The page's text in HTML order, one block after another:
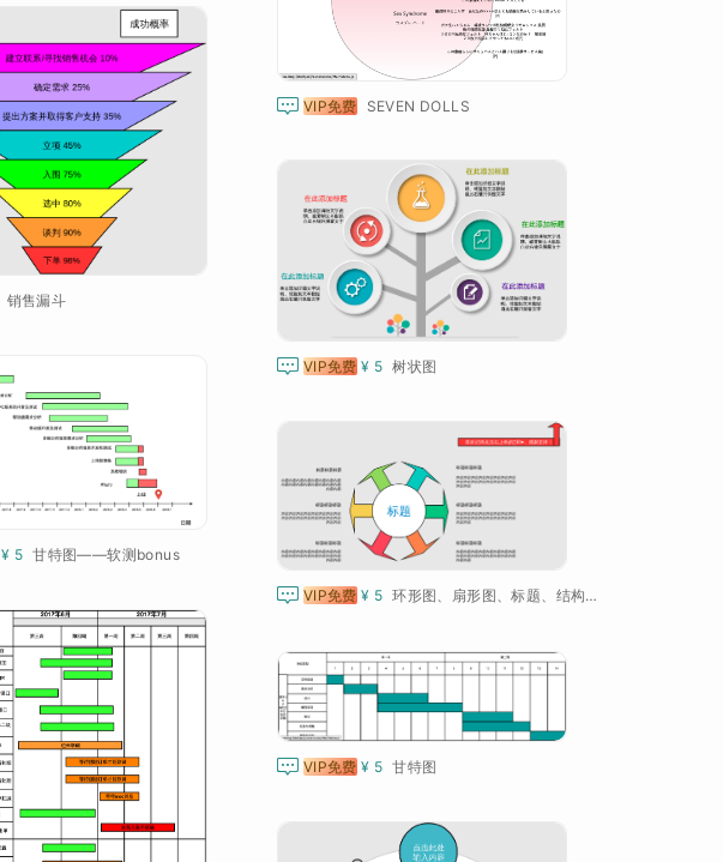
 VIP免费 SEVEN DOLLS
销售漏斗
 VIP免费 ¥ 5 树状图
¥ 5 甘特图——软测bonus
 VIP免费 ¥ 5 环形图、扇形图、标题、结构图
 VIP免费 ¥ 5 甘特图